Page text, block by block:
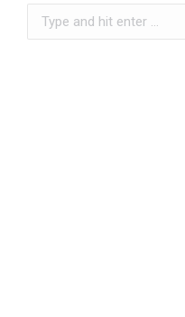
Search: